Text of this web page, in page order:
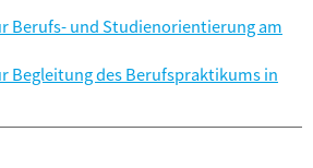
Berufs- und Studienorientierung am
Begleitung des Berufspraktikums in